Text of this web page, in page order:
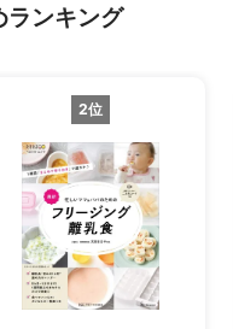
ランキング
2位